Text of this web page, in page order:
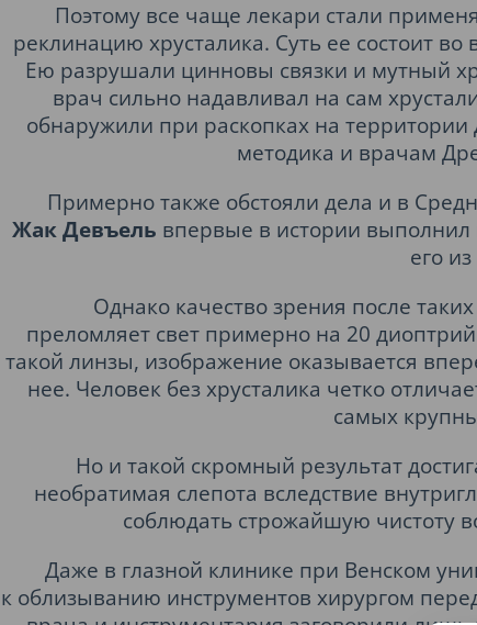
Поэтому все чаще лекари стали
реклинацию хрусталика. Суть ее состоит
Ею разрушали цинновы связки и мутный
врач сильно надавливал на сам
обнаружили при раскопках на
методика и врачам
Примерно также обстояли дела и в
Жак Девъель впервые в истории выполнил
его из
Однако качество зрения после
преломляет свет примерно на 20
такой линзы, изображение оказывается
нее. Человек без хрусталика четко
самых
Но и такой скромный результат
необратимая слепота вследствие
соблюдать строжайшую чистоту
Даже в глазной клинике при Венском
к облизыванию инструментов хирургом